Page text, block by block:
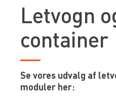
Letvogn
container
Se vores udvalg af
moduler her: